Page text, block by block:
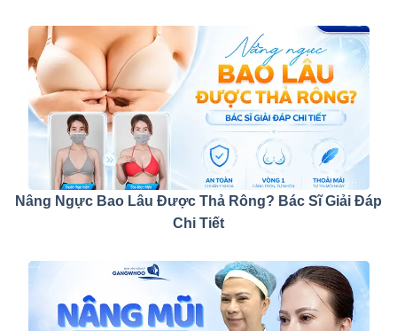
Nâng Ngực Bao Lâu Được Thả Rông? Bác Sĩ Giải Đáp
Chi Tiết